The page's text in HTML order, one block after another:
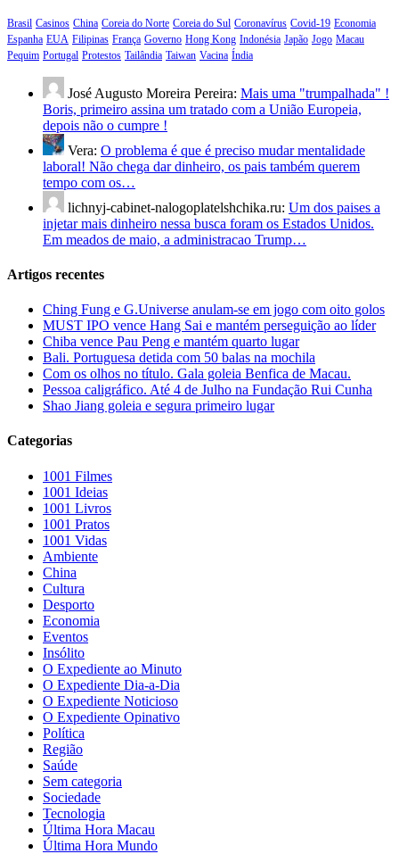
Brasil Casinos China Coreia do Norte Coreia do Sul Coronavírus Covid-19 Economia
Espanha EUA Filipinas França Governo Hong Kong Indonésia Japão Jogo Macau
Pequim Portugal Protestos Tailândia Taiwan Vacina Índia
José Augusto Moreira Pereira: Mais uma "trumpalhada" !
Boris, primeiro assina um tratado com a União Europeia,
depois não o cumpre !
Vera: O problema é que é preciso mudar mentalidade
laboral! Não chega dar dinheiro, os pais também querem
tempo com os…
lichnyj-cabinet-nalogoplatelshchika.ru: Um dos paises a
injetar mais dinheiro nessa busca foram os Estados Unidos.
Em meados de maio, a administracao Trump…
Artigos recentes
Ching Fung e G.Universe anulam-se em jogo com oito golos
MUST IPO vence Hang Sai e mantém perseguição ao líder
Chiba vence Pau Peng e mantém quarto lugar
Bali. Portuguesa detida com 50 balas na mochila
Com os olhos no título. Gala goleia Benfica de Macau.
Pessoa caligráfico. Até 4 de Julho na Fundação Rui Cunha
Shao Jiang goleia e segura primeiro lugar
Categorias
1001 Filmes
1001 Ideias
1001 Livros
1001 Pratos
1001 Vidas
Ambiente
China
Cultura
Desporto
Economia
Eventos
Insólito
O Expediente ao Minuto
O Expediente Dia-a-Dia
O Expediente Noticioso
O Expediente Opinativo
Política
Região
Saúde
Sem categoria
Sociedade
Tecnologia
Última Hora Macau
Última Hora Mundo